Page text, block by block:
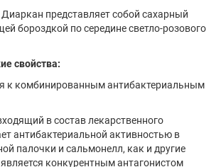
представляет собой сахарный
бороздкой по середине светло-розового
свойства:
к комбинированным антибактериальным
в состав лекарственного
антибактериальной активностью в
палочки и сальмонелл, как и другие
конкурентным антагонистом